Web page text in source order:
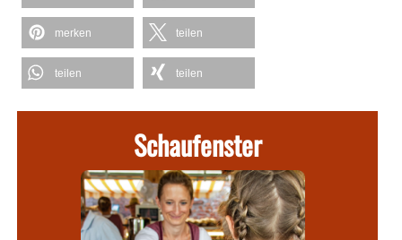
merken teilen
teilen teilen
Schaufenster